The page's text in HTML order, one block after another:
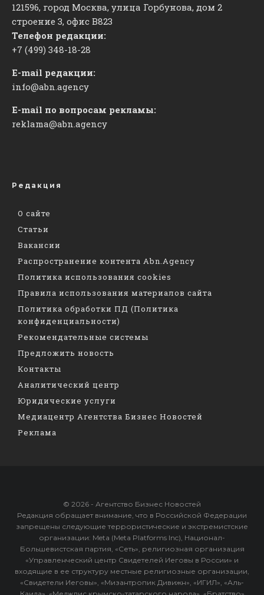
121596, город Москва, улица Горбунова, дом 2
строение 3, офис ​В823
Телефон редакции:
+7 (499) 348-18-28
E-mail редакции:
info@abn.agency
E-mail по вопросам рекламы:
reklama@abn.agency
Редакция
О сайте
Статьи
Вакансии
Распространение контента Abn.Agency
Политика использования cookies
Правила использования материалов сайта
Политика обработки ПД (Политика
конфиденциальности)
Рекомендательные системы
Предложить новость
Контакты
Аналитический центр
Юридические услуги
Медиацентр Агентства Бизнес Новостей
Реклама
© 2026 - Агентство Бизнес Новостей
Редакция обращает внимание, что в Российской Федерации
запрещены следующие террористические и экстремистские
организации: Meta (Meta Platforms Inc), Национал-
Большевистская партия, «Сеть», религиозная организация
«Управленческий центр Свидетелей Иеговы в России» и
входящие в ее структуру местные религиозные организации,
«Свидетели Иеговы», «Мизантропик Дивижн», «ИГИЛ», «Аль-